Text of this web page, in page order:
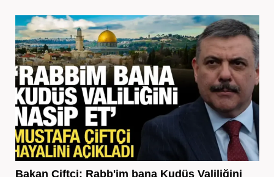
Bakan Çiftçi: Rabb'im bana Kudüs Valiliğini